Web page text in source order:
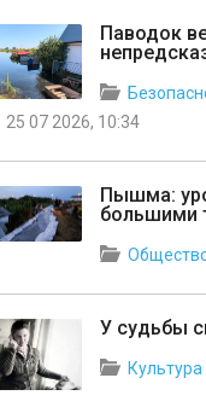
Паводок
25 07 2026, 10:34
Пышма:
большими
У судьбы
Культура